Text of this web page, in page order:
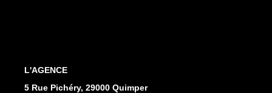
L'AGENCE
5 Rue Pichéry, 29000 Quimper